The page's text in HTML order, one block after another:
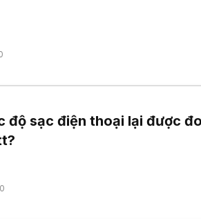
độ sạc điện thoại lại được
0